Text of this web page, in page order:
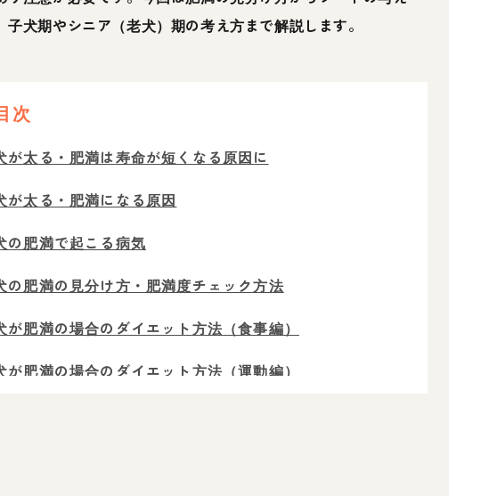
子犬期やシニア（老犬）期の考え方まで解説します。
次
が太る・肥満は寿命が短くなる原因に
が太る・肥満になる原因
の肥満で起こる病気
の肥満の見分け方・肥満度チェック方法
が肥満の場合のダイエット方法（食事編）
が肥満の場合のダイエット方法（運動編）